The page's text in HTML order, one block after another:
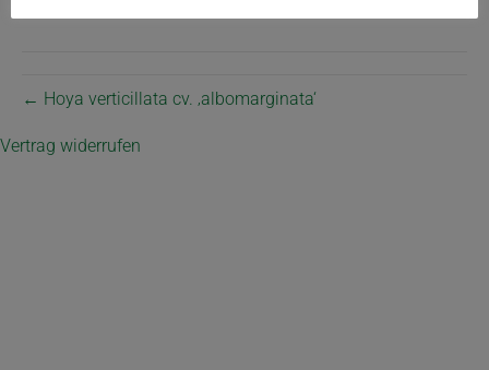
← Hoya verticillata cv. ‚albomarginata‘
Vertrag widerrufen